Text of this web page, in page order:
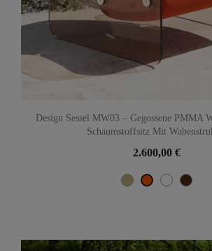
Design Sessel MW03 – Gegossene PMMA
Schaumstoffsitz Mit
2.600,00 €
BeigeOrangeWeißBraun